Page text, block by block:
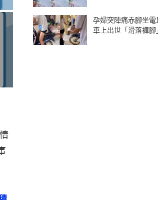
孕婦突陣痛赤腳坐
車上出世「滑落褲腳